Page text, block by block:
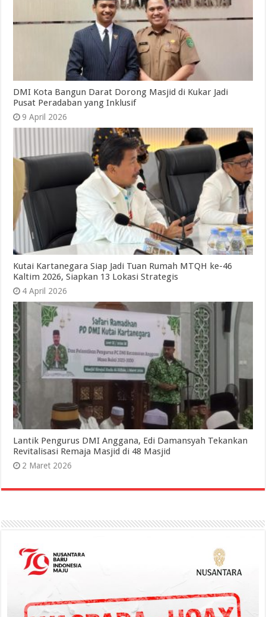
DMI Kota Bangun Darat Dorong Masjid di Kukar Jadi
Pusat Peradaban yang Inklusif
9 April 2026
Kutai Kartanegara Siap Jadi Tuan Rumah MTQH ke-46
Kaltim 2026, Siapkan 13 Lokasi Strategis
4 April 2026
Lantik Pengurus DMI Anggana, Edi Damansyah Tekankan
Revitalisasi Remaja Masjid di 48 Masjid
2 Maret 2026